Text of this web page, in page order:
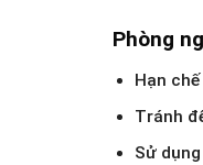
Phòng
Hạn
Tránh
Sử